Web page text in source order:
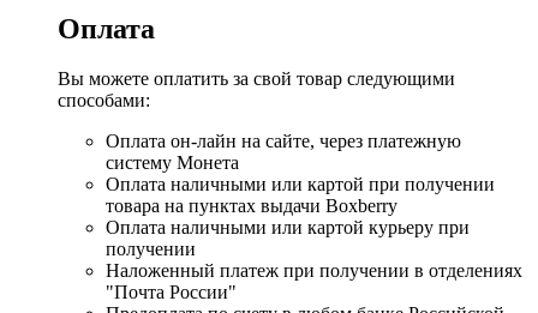
Оплата
Вы можете оплатить за свой товар следующими
способами:
Оплата он-лайн на сайте, через платежную
систему Монета
Оплата наличными или картой при получении
товара на пунктах выдачи Boxberry
Оплата наличными или картой курьеру при
получении
Наложенный платеж при получении в отделениях
"Почта России"